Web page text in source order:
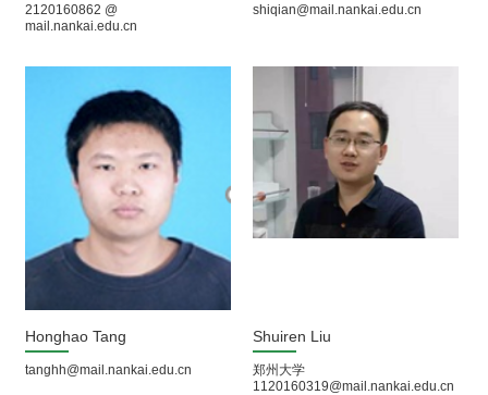
2120160862 @
mail.nankai.edu.cn
shiqian@mail.nankai.edu.cn
Honghao Tang
tanghh@mail.nankai.edu.cn
Shuiren Liu
郑州大学
1120160319@mail.nankai.edu.cn